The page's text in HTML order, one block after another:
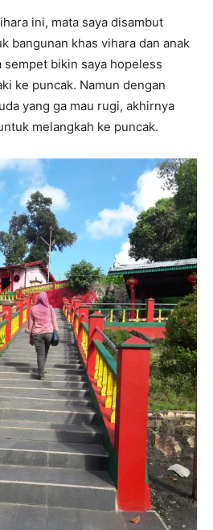
ini, mata saya disambut
bangunan khas vihara dan anak
sempet bikin saya hopeless
ke puncak. Namun dengan
yang ga mau rugi, akhirnya
melangkah ke puncak.